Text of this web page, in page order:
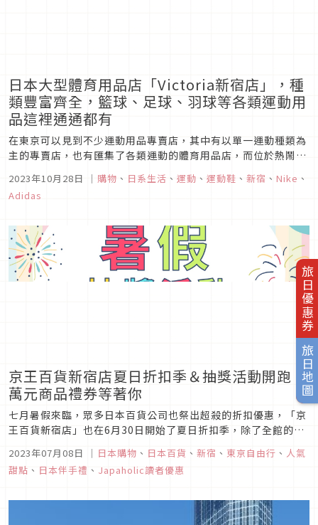
旅日優惠券
旅日地圖
日本大型體育用品店「Victoria新宿店」，種
類豐富齊全，籃球、足球、羽球等各類運動用
品這裡通通都有
在東京可以見到不少運動用品專賣店，其中有以單一運動種類為
主的專賣店，也有匯集了各類運動的體育用品店，而位於熱鬧的
棟五層樓集結了網球、羽球、棒球、足球、籃球等球類運動用
品，以及游泳、水上活動運動用品，不論是專業運動員或是業餘
2023年10月28日 ｜ 購物 、 日系生活 、 運動 、 運動鞋 、 新宿 、 Nike 、
Adidas
京王百貨新宿店夏日折扣季＆抽獎活動開跑！
萬元商品禮券等著你
七月暑假來臨，眾多日本百貨公司也祭出超殺的折扣優惠，「京
王百貨新宿店」也在6月30日開始了夏日折扣季，除了全館的折
來試手氣！在本次的文章當中，除了介紹京王百貨新宿店的七月
限定抽獎活動之外，還要特別為你推薦位於京王百貨新宿店的甜
2023年07月08日 ｜ 日本購物 、 日本百貨 、 新宿 、 東京自由行 、 人氣
甜點 、 日本伴手禮 、 Japaholic讀者優惠